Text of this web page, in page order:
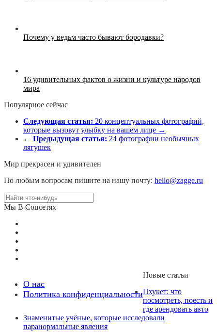
Почему у ведьм часто бывают бородавки?
16 удивительных фактов о жизни и культуре народов
мира
Популярное сейчас
Следующая статья: 20 концептуальных фотографий,
которые вызовут улыбку на вашем лице →
← Предыдущая статья: 24 фотографии необычных
лягушек
Мир прекрасен и удивителен
По любым вопросам пишите на нашу почту: hello@zagge.ru
Мы В Соцсетях
О нас
Политика конфиденциальности
Новые статьи
Пхукет: что
посмотреть, поесть и
где арендовать авто
Знаменитые учёные, которые исследовали
паранормальные явления